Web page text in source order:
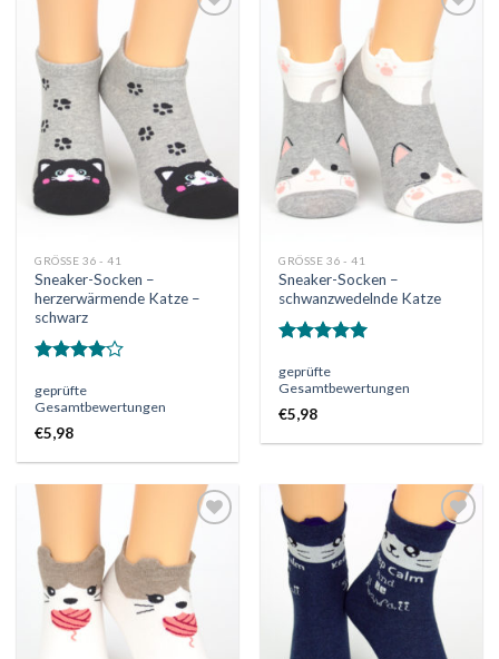
die
Wunschliste
GRÖSSE 36 - 41
Sneaker-Socken –
herzerwärmende Katze –
schwarz
mit4.00
von 5
geprüfte
Gesamtbewertungen
€5,98
Wunschliste
GRÖSSE 36 - 41
Sneaker-Socken –
schwanzwedelnde Katze
mit5.00
von 5
geprüfte
Gesamtbewertungen
€5,98
die
Wunschliste
Auf
die
Wunschliste